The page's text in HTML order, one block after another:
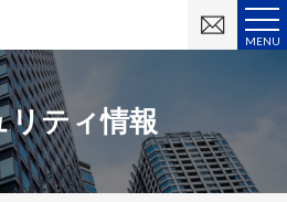
MENU
い
リティ情報